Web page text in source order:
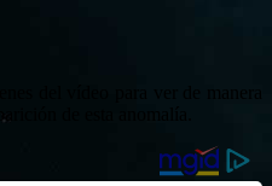
del vídeo para ver de manera
de esta anomalía.